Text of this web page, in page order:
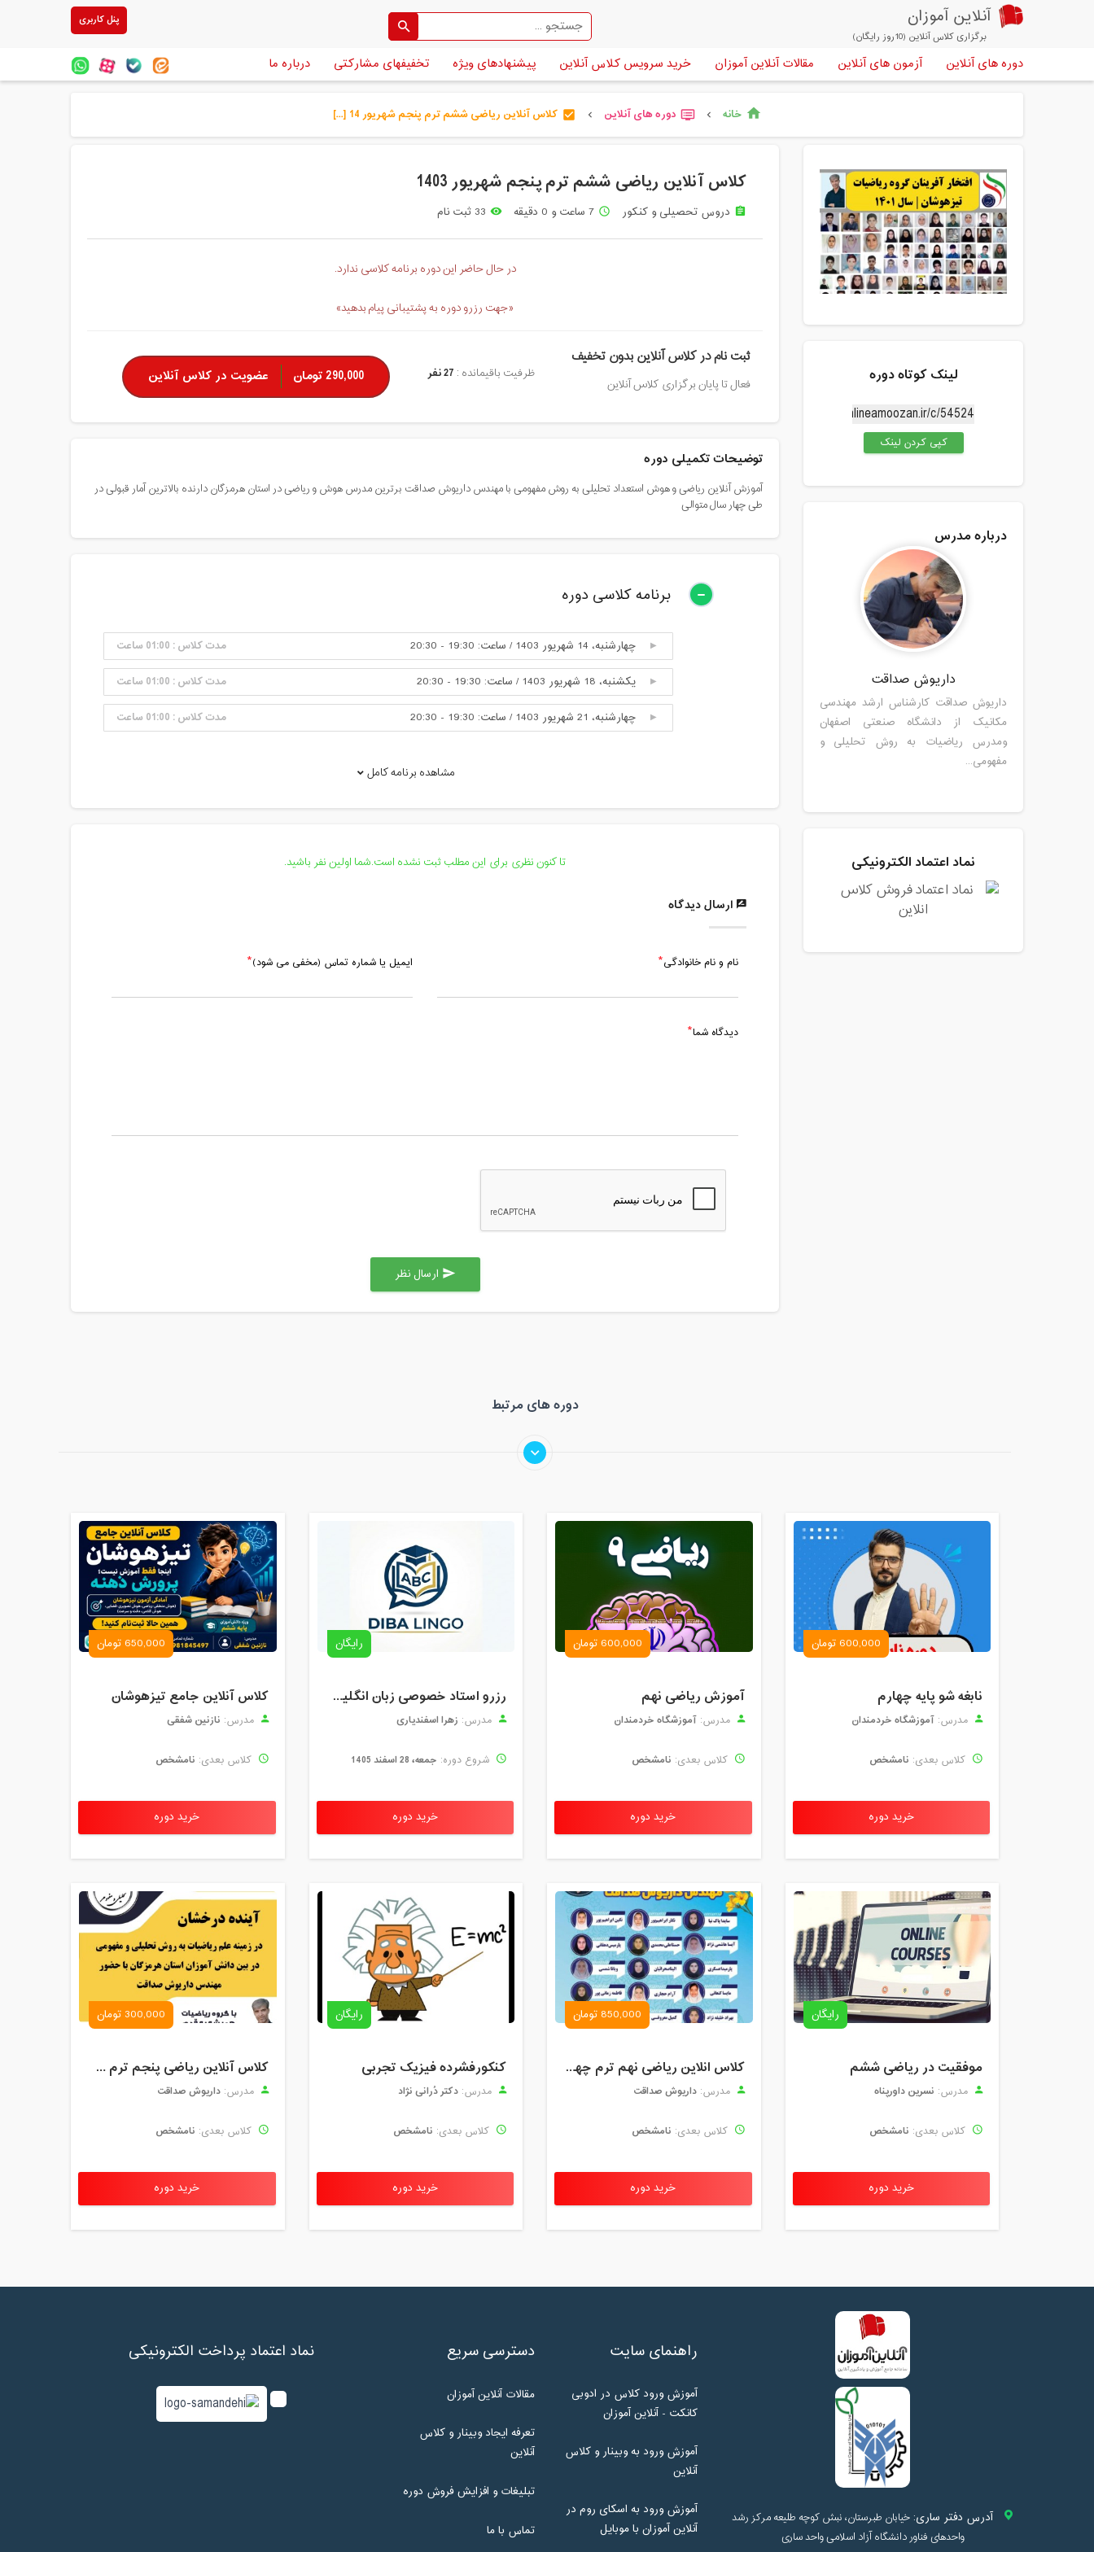
آنلاین آموزان
برگزاری کلاس آنلاین (10روز رایگان)
پنل کاربری
دوره های آنلاین آزمون های آنلاین مقالات آنلاین آموزان خرید سرویس کلاس آنلاین پیشنهادهای ویژه تخفیفهای مشارکتی درباره ما
home خانه chevron_left
dvr دوره های آنلاین chevron_left
check_box کلاس آنلاین ریاضی ششم ترم پنجم شهریور 14 [...]
کلاس آنلاین ریاضی ششم ترم پنجم شهریور 1403
assignment دروس تحصیلی و کنکور access_time 7 ساعت و 0 دقیقه remove_red_eye 33 ثبت نام
در حال حاضر این دوره برنامه کلاسی ندارد.
«جهت رزرو دوره به پشتیبانی پیام بدهید»
ثبت نام در کلاس آنلاین بدون تخفیف
فعال تا پایان برگزاری کلاس آنلاین
ظرفیت باقیمانده : 27 نفر 290,000 تومان عضویت در کلاس آنلاین
توضیحات تکمیلی دوره
آموزش آنلاین ریاضی و هوش استعداد تحلیلی به روش مفهومی با مهندس داریوش صداقت برترین مدرس هوش و ریاضی در استان هرمزگان دارنده بالاترین آمار قبولی در
طی چهار سال متوالی
برنامه کلاسی دوره
چهارشنبه، 14 شهریور 1403 / ساعت: 19:30 - 20:30 مدت کلاس : 01:00 ساعت
یکشنبه، 18 شهریور 1403 / ساعت: 19:30 - 20:30 مدت کلاس : 01:00 ساعت
چهارشنبه، 21 شهریور 1403 / ساعت: 19:30 - 20:30 مدت کلاس : 01:00 ساعت
مشاهده برنامه کامل
تا کنون نظری برای این مطلب ثبت نشده است.شما اولین نفر باشید.
ارسال دیدگاه
نام و نام خانوادگی ایمیل یا شماره تماس (مخفی می شود)
دیدگاه شما
send
لینک کوتاه دوره
کپی کردن لینک
درباره مدرس
داریوش صداقت
داریوش صداقت کارشناس ارشد مهندسی
مکانیک از دانشگاه صنعتی اصفهان
ومدرس ریاضیات به روش تحلیلی و
مفهومی...
نماد اعتماد الکترونیکی
دوره های مرتبط
600,000 تومان
نابغه شو پایه چهارم
مدرس: آموزشگاه خردمندان
کلاس بعدی: نامشخص
خرید دوره
600,000 تومان
آموزش ریاضی نهم
مدرس: آموزشگاه خردمندان
کلاس بعدی: نامشخص
خرید دوره
رایگان
رزرو استاد خصوصی زبان انگلیسی | کلاس یک‌نفره با زهرا اسفندیاری + مشاوره رایگان
مدرس: زهرا اسفندیاری
شروع دوره: جمعه، 28 اسفند 1405
خرید دوره
650,000 تومان
کلاس آنلاین جامع تیزهوشان
مدرس: نازنین شفقی
کلاس بعدی: نامشخص
خرید دوره
رایگان
موفقیت در ریاضی ششم
مدرس: نسرین داورپناه
کلاس بعدی: نامشخص
خرید دوره
850,000 تومان
کلاس انلاین ریاضی نهم ترم چهارم مهر 1404
مدرس: داریوش صداقت
کلاس بعدی: نامشخص
خرید دوره
رایگان
کنکورفشرده فیزیک تجربی
مدرس: دکتر دُرانی نژاد
کلاس بعدی: نامشخص
خرید دوره
300,000 تومان
کلاس آنلاین ریاضی پنجم ترم چهارم شهریور 1403
مدرس: داریوش صداقت
کلاس بعدی: نامشخص
خرید دوره
آدرس دفتر ساری: خیابان طبرستان، نبش کوچه طلیعه مرکز رشد
واحدهای فناور دانشگاه آزاد اسلامی واحد ساری
راهنمای سایت
آموزش ورود کلاس در ادوبی
کانکت - آنلاین آموزان
آموزش ورود به وبینار و کلاس
آنلاین
آموزش ورود به اسکای روم در
آنلاین آموزان با موبایل
دسترسی سریع
مقالات آنلاین آموزان
تعرفه ایجاد وبینار و کلاس
آنلاین
تبلیغات و افزایش فروش دوره
تماس با ما
نماد اعتماد پرداخت الکترونیکی